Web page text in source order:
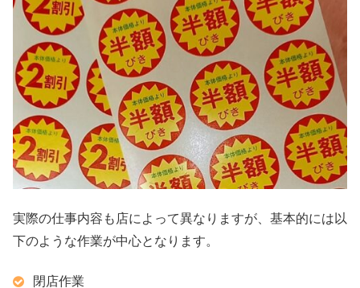
実際の仕事内容も店によって異なりますが、基本的には以
下のような作業が中心となります。
閉店作業